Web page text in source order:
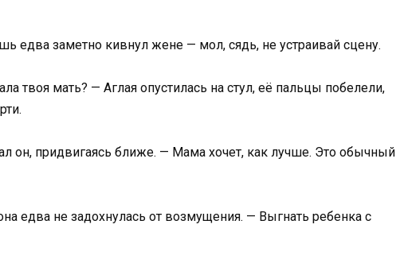
едва заметно кивнул жене — мол, сядь, не устраивай сцену.
твоя мать? — Аглая опустилась на стул, её пальцы побелели,
он, придвигаясь ближе. — Мама хочет, как лучше. Это обычный
едва не задохнулась от возмущения. — Выгнать ребенка с